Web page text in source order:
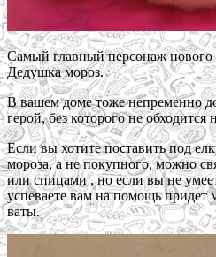
Самый главный персонаж нового
Дедушка мороз.
В вашем доме тоже непременно
герой, без которого не
Если вы хотите поставить под
мороза, а не покупного, можно
или спицами , но если вы не
успеваете вам на помощь придет
ваты.